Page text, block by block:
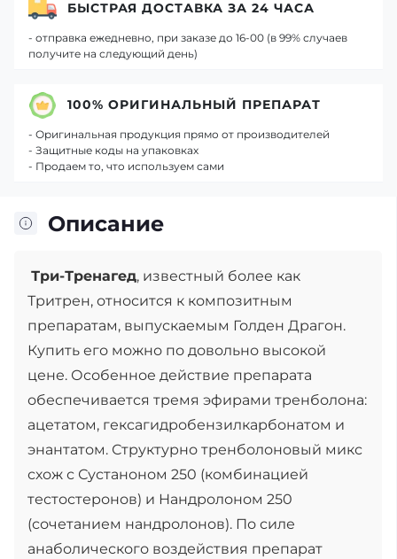
Описание
Три-Тренагед, известный более как
Тритрен, относится к композитным
препаратам, выпускаемым Голден Драгон.
Купить его можно по довольно высокой
цене. Особенное действие препарата
обеспечивается тремя эфирами тренболона:
ацетатом, гексагидробензилкарбонатом и
энантатом. Структурно тренболоновый микс
схож с Сустаноном 250 (комбинацией
тестостеронов) и Нандролоном 250
(сочетанием нандролонов). По силе
анаболического воздействия препарат
БЫСТРАЯ ДОСТАВКА ЗА 24 ЧАСА
- отправка ежедневно, при заказе до 16-00 (в 99% случаев
получите на следующий день)
100% ОРИГИНАЛЬНЫЙ ПРЕПАРАТ
- Оригинальная продукция прямо от производителей
- Защитные коды на упаковках
- Продаем то, что используем сами